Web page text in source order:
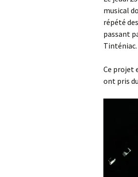
musical
répété
passant
Tinténiac.
Ce projet
ont pris